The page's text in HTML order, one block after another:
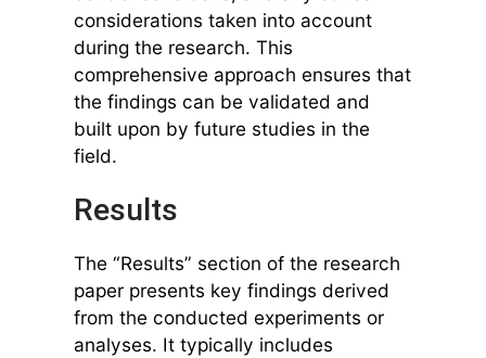
considerations taken into account
during the research. This
comprehensive approach ensures that
the findings can be validated and
built upon by future studies in the
field.
Results
The “Results” section of the research
paper presents key findings derived
from the conducted experiments or
analyses. It typically includes